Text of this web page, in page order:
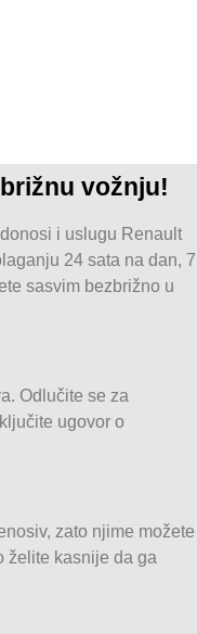
vožnju!
i uslugu Renault
24 sata na dan, 7
sasvim bezbrižno u
Odlučite se za
ugovor o
zato njime možete
želite kasnije da ga